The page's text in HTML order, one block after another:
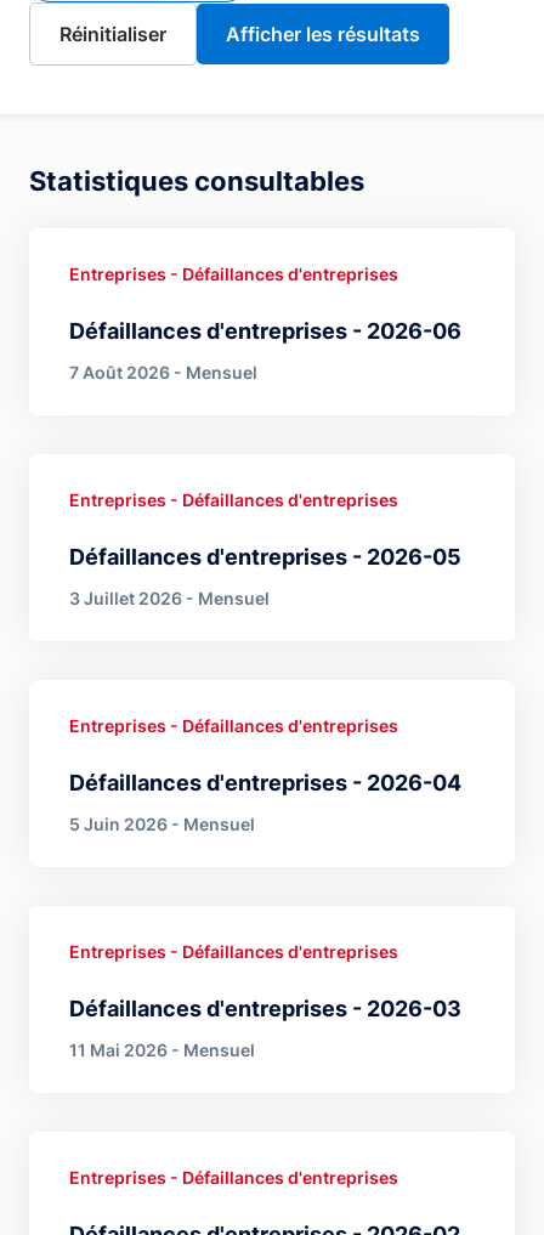
Statistiques consultables
Défaillances d'entreprises - 2026-06
Entreprises - Défaillances d'entreprises
7 Août 2026 - Mensuel
Défaillances d'entreprises - 2026-05
Entreprises - Défaillances d'entreprises
3 Juillet 2026 - Mensuel
Défaillances d'entreprises - 2026-04
Entreprises - Défaillances d'entreprises
5 Juin 2026 - Mensuel
Défaillances d'entreprises - 2026-03
Entreprises - Défaillances d'entreprises
11 Mai 2026 - Mensuel
Entreprises - Défaillances d'entreprises